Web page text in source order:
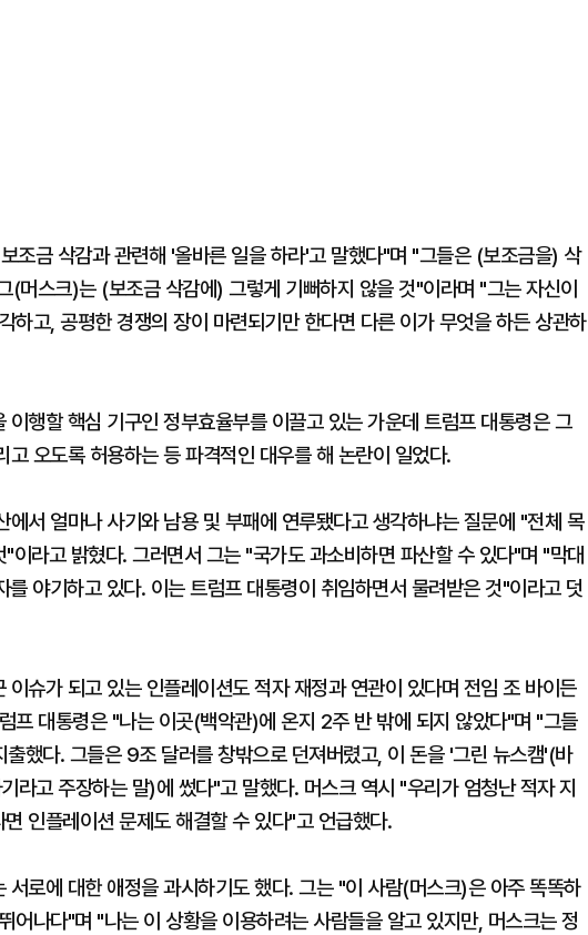
조금 삭감과 관련해 '올바른 일을 하라'고 말했다"며 "그들은 (보조금을) 삭
(머스크)는 (보조금 삭감에) 그렇게 기뻐하지 않을 것"이라며 "그는 자신이
하고, 공평한 경쟁의 장이 마련되기만 한다면 다른 이가 무엇을 하든 상관하
이행할 핵심 기구인 정부효율부를 이끌고 있는 가운데 트럼프 대통령은 그
고 오도록 허용하는 등 파격적인 대우를 해 논란이 일었다.
에서 얼마나 사기와 남용 및 부패에 연루됐다고 생각하냐는 질문에 "전체 목
이라고 밝혔다. 그러면서 그는 "국가도 과소비하면 파산할 수 있다"며 "막대
야기하고 있다. 이는 트럼프 대통령이 취임하면서 물려받은 것"이라고 덧
이슈가 되고 있는 인플레이션도 적자 재정과 연관이 있다며 전임 조 바이든
프 대통령은 "나는 이곳(백악관)에 온지 2주 반 밖에 되지 않았다"며 "그들
했다. 그들은 9조 달러를 창밖으로 던져버렸고, 이 돈을 '그린 뉴스캠'(바
라고 주장하는 말)에 썼다"고 말했다. 머스크 역시 "우리가 엄청난 적자 지
인플레이션 문제도 해결할 수 있다"고 언급했다.
서로에 대한 애정을 과시하기도 했다. 그는 "이 사람(머스크)은 아주 똑똑하
어나다"며 "나는 이 상황을 이용하려는 사람들을 알고 있지만, 머스크는 정